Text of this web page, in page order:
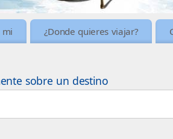
mi ¿Donde quieres viajar?
sobre un destino